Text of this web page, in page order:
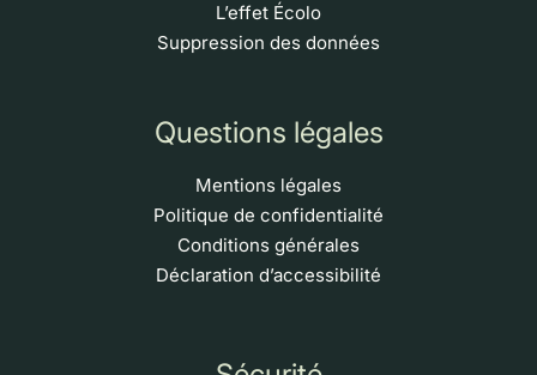
L’effet Écolo
Suppression des données
Questions légales
Mentions légales
Politique de confidentialité
Conditions générales
Déclaration d’accessibilité